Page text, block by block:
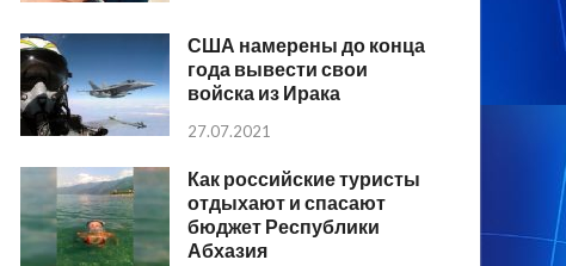
США намерены до конца
года вывести свои
войска из Ирака
27.07.2021
Как российские туристы
отдыхают и спасают
бюджет Республики
Абхазия